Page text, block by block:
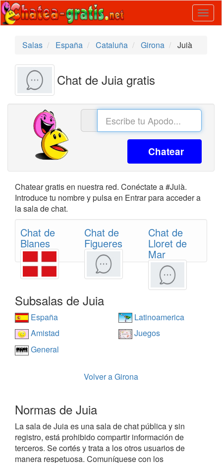
Salas
España Cataluña Girona Juià
Chat de Juia gratis
Chatear
Chatear gratis en nuestra red. Conéctate a #Juià.
Introduce tu nombre y pulsa en Entrar para acceder a
la sala de chat.
Chat de
Blanes
Chat de
Figueres
Chat de
Lloret de
Mar
Subsalas de Juia
España
Latinoamerica
Amistad
Juegos
General
Volver a Girona
Normas de Juia
La sala de Juia es una sala de chat pública y sin
registro, está prohibido compartir información de
terceros. Se cortés y trata a los otros usuarios de
manera respetuosa. Comuníquese con los